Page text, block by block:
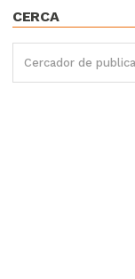
CERCA